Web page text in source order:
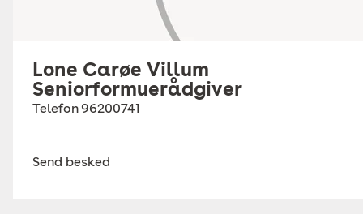
Lone Carøe Villum
Seniorformuerådgiver
Telefon96200741
Send besked